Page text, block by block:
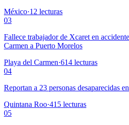
México·12 lecturas
03
Fallece trabajador de Xcaret en
Carmen a Puerto Morelos
Playa del Carmen·614 lecturas
04
Reportan a 23 personas desaparecidas
Quintana Roo·415 lecturas
05